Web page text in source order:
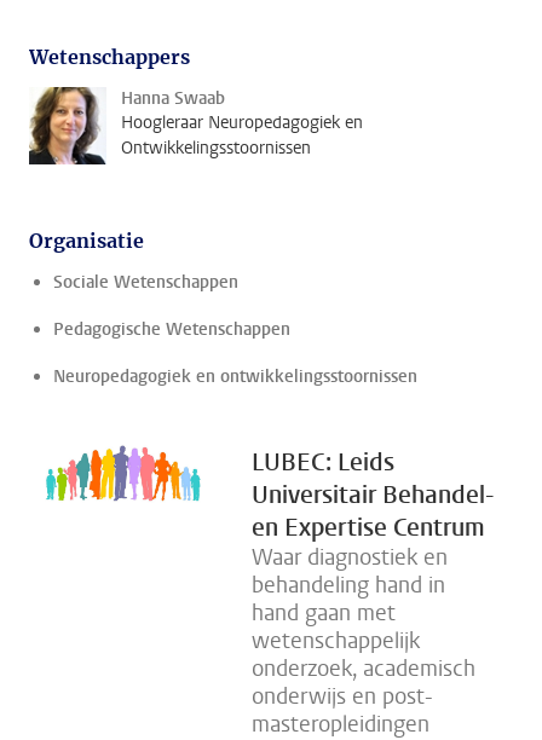
Wetenschappers
Hanna Swaab
Hoogleraar Neuropedagogiek en
Ontwikkelingsstoornissen
Organisatie
Sociale Wetenschappen
Pedagogische Wetenschappen
Neuropedagogiek en ontwikkelingsstoornissen
LUBEC: Leids
Universitair Behandel-
en Expertise Centrum
Waar diagnostiek en
behandeling hand in
hand gaan met
wetenschappelijk
onderzoek, academisch
onderwijs en post-
masteropleidingen